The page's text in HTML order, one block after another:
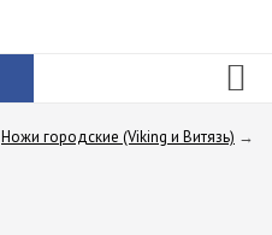
Ножи городские (Viking и Витязь) →